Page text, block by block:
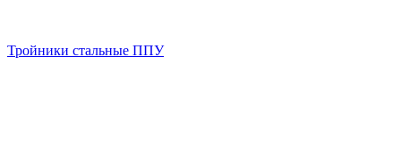
Тройники стальные ППУ